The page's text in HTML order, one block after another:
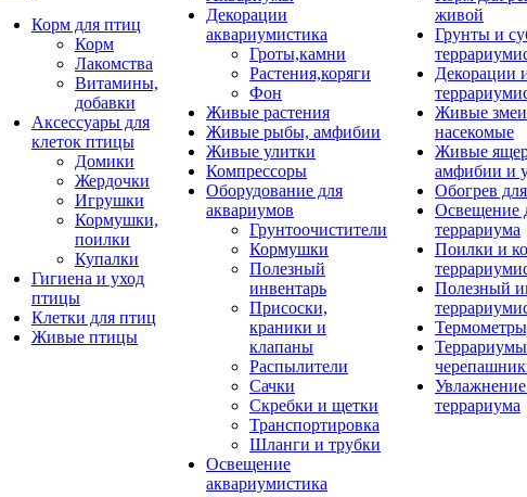
Корм для птиц
Корм
Лакомства
Витамины,
добавки
Аксессуары для
клеток птицы
Домики
Жердочки
Игрушки
Кормушки,
поилки
Купалки
Гигиена и уход
птицы
Клетки для птиц
Живые птицы
Декорации
аквариумистика
Гроты,камни
Растения,коряги
Фон
Живые растения
Живые рыбы, амфибии
Живые улитки
Компрессоры
Оборудование для
аквариумов
Грунтоочистители
Кормушки
Полезный
инвентарь
Присоски,
краники и
клапаны
Распылители
Сачки
Скребки и щетки
Транспортировка
Шланги и трубки
Освещение
аквариумистика
живой
Грунты и
Декорации
Живые
насекомые
Живые
амфибии и
Обогрев
Освещение
террариума
Поилки и
Полезный
террариума